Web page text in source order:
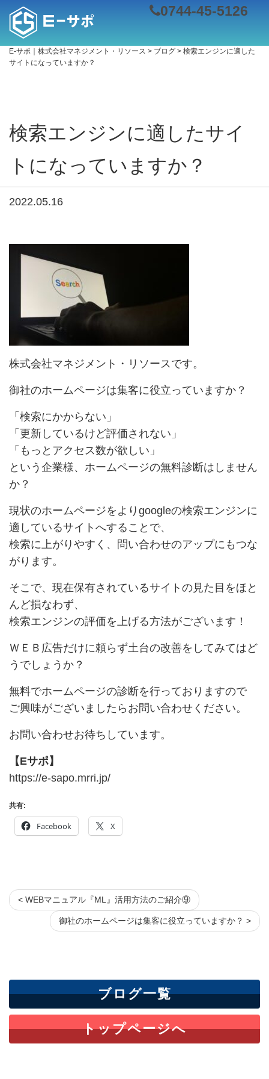
0744-45-5126
E-サポ｜株式会社マネジメント・リソース > ブログ > 検索エンジンに適した
サイトになっていますか？
検索エンジンに適したサイ
トになっていますか？
2022.05.16
株式会社マネジメント・リソースです。
御社のホームページは集客に役立っていますか？
「検索にかからない」
「更新しているけど評価されない」
「もっとアクセス数が欲しい」
という企業様、ホームページの無料診断はしません
か？
現状のホームページをよりgoogleの検索エンジンに
適しているサイトへすることで、
検索に上がりやすく、問い合わせのアップにもつな
がります。
そこで、現在保有されているサイトの見た目をほと
んど損なわず、
検索エンジンの評価を上げる方法がございます！
ＷＥＢ広告だけに頼らず土台の改善をしてみてはど
うでしょうか？
無料でホームページの診断を行っておりますので
ご興味がございましたらお問い合わせください。
お問い合わせお待ちしています。
【Eサポ】
https://e-sapo.mrri.jp/
共有:
Facebook X
< WEBマニュアル『ML』活用方法のご紹介⑨
御社のホームページは集客に役立っていますか？ >
ブログ一覧
トップページへ